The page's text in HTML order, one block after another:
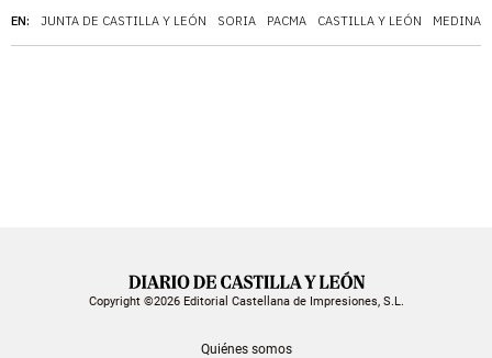
EN: JUNTA DE CASTILLA Y LEÓN SORIA PACMA CASTILLA Y LEÓN
Copyright ©2026 Editorial Castellana de Impresiones, S.L.
Quiénes somos